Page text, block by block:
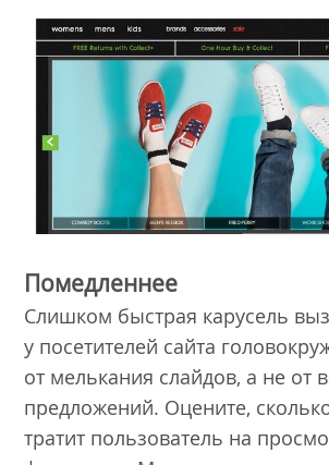
Помедленнее
Слишком быстрая карусель
у посетителей сайта
от мелькания слайдов, а не от
предложений. Оцените,
тратит пользователь на